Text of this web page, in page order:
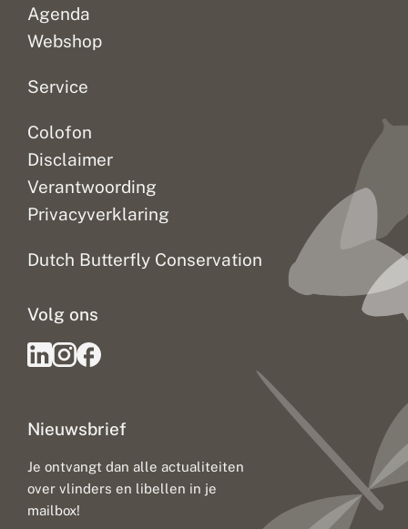
Agenda
Webshop
Service
Colofon
Disclaimer
Verantwoording
Privacyverklaring
Dutch Butterfly Conservation
Nieuwsbrief
Je ontvangt dan alle actualiteiten
over vlinders en libellen in je
mailbox!
Volg ons